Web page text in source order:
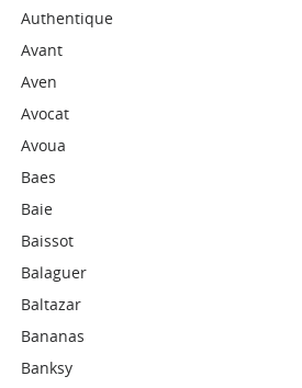
Authentique
Avant
Aven
Avocat
Avoua
Baes
Baie
Baissot
Balaguer
Baltazar
Bananas
Banksy